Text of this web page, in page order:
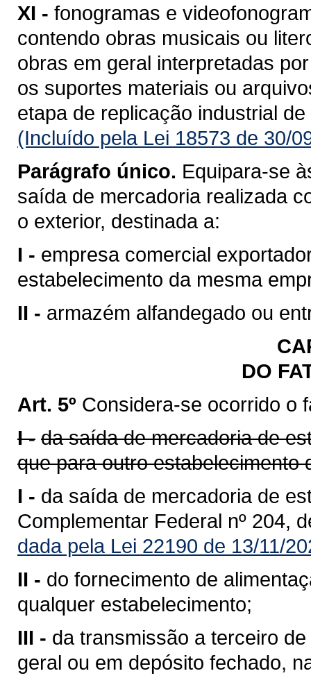
XI - fonogramas e
contendo obras musicais ou
obras em geral interpretadas
os suportes materiais ou
etapa de replicação industrial
(Incluído pela Lei 18573 de 30/
Parágrafo único. Equipara-se
saída de mercadoria realizada
o exterior, destinada a:
I - empresa comercial
estabelecimento da mesma
II - armazém alfandegado ou
DO
Art. 5º Considera-se ocorrido o
I - da saída de mercadoria de
que para outro estabelecimento
I - da saída de mercadoria de
Complementar Federal nº 204,
dada pela Lei 22190 de 13/11/
II - do fornecimento de
qualquer estabelecimento;
III - da transmissão a terceiro
geral ou em depósito fechado,